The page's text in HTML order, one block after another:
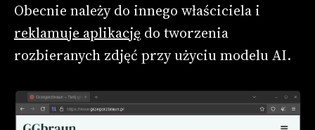
Obecnie należy do innego właściciela i
reklamuje aplikację do tworzenia
rozbieranych zdjęć przy użyciu modelu AI.